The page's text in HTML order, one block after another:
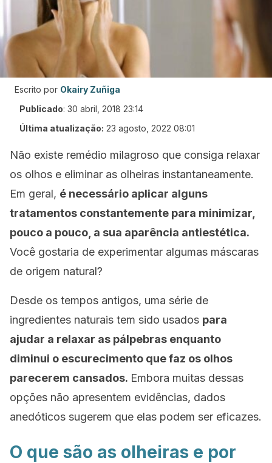
Escrito por Okairy Zuñiga
Publicado: 30 abril, 2018 23:14
Última atualização: 23 agosto, 2022 08:01
Não existe remédio milagroso que consiga relaxar
os olhos e eliminar as olheiras instantaneamente.
Em geral, é necessário aplicar alguns
tratamentos constantemente para minimizar,
pouco a pouco, a sua aparência antiestética.
Você gostaria de experimentar algumas máscaras
de origem natural?
Desde os tempos antigos, uma série de
ingredientes naturais tem sido usados para
ajudar a relaxar as pálpebras enquanto
diminui o escurecimento que faz os olhos
parecerem cansados. Embora muitas dessas
opções não apresentem evidências, dados
anedóticos sugerem que elas podem ser eficazes.
O que são as olheiras e por